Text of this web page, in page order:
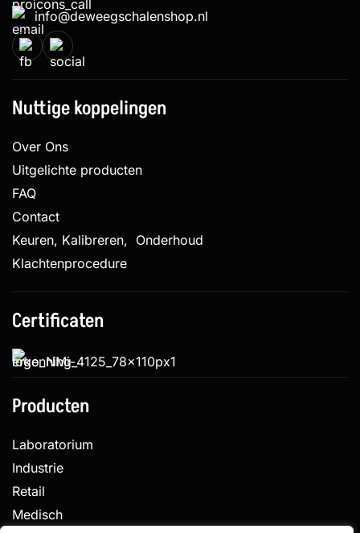
info@deweegschalenshop.nl
Nuttige koppelingen
Over Ons
Uitgelichte producten
FAQ
Contact
Keuren, Kalibreren, Onderhoud
Klachtenprocedure
Certificaten
Producten
Laboratorium
Industrie
Retail
Medisch